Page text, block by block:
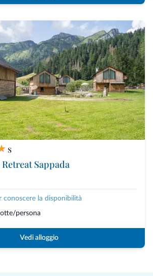
s
Sappada
conoscere la disponibilità
persona
Vedi alloggio